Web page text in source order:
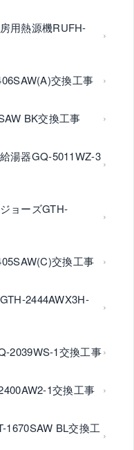
用熱源機RUFH-
交換工事
BK交換工事
湯器GQ-5011WZ-3
ョーズGTH-
交換工事
2444AWX3H-
2039WS-1交換工事
1交換工事
1670SAW BL交換工